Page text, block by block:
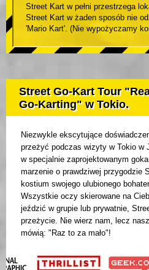
Street Kart w pełni przestrzega
Street Kart w żaden sposób nie
'Mario Kart'. (Nie wypożyczamy
Street Go-Kart Tour
Go-Karting" w Tokio.
Niezwykle ekscytujące
przeżyć podczas wizyty w Tokio w
w specjalnie zaprojektowanym
marzenie o prawdziwej przygodzie
kostium swojego ulubionego
Wszystkie oczy skierowane na
jeździć w grupie lub prywatnie,
przeżycie. Nie wierz nam, lecz
mówią: "Raz to za mało"!